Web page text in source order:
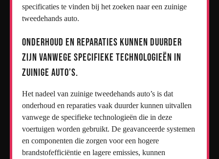
specificaties te vinden bij het zoeken naar een zuinige
tweedehands auto.
Onderhoud en reparaties kunnen duurder
zijn vanwege specifieke technologieën in
zuinige auto’s.
Het nadeel van zuinige tweedehands auto’s is dat
onderhoud en reparaties vaak duurder kunnen uitvallen
vanwege de specifieke technologieën die in deze
voertuigen worden gebruikt. De geavanceerde systemen
en componenten die zorgen voor een hogere
brandstofefficiëntie en lagere emissies, kunnen